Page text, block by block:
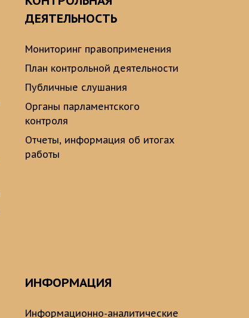
ДЕЯТЕЛЬНОСТЬ
Мониторинг правоприменения
План контрольной деятельности
Публичные слушания
Органы парламентского
контроля
Отчеты, информация об итогах
работы
ИНФОРМАЦИЯ
Информационно-аналитические